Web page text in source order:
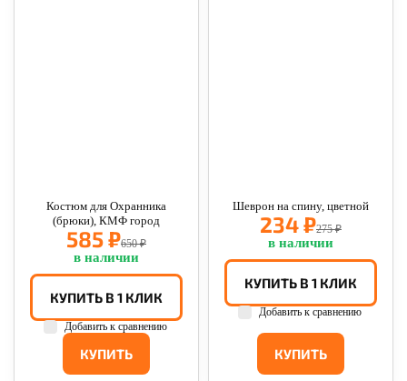
Костюм для Охранника
(брюки), КМФ город
585 ₽650 ₽
в наличии
КУПИТЬ
КУПИТЬ В 1 КЛИК
Добавить к сравнению
Шеврон на спину, цветной
234 ₽275 ₽
в наличии
КУПИТЬ
КУПИТЬ В 1 КЛИК
Добавить к сравнению